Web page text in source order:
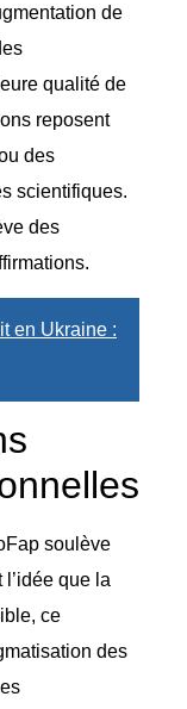
de
qualité de
reposent
des
scientifiques.
des
en Ukraine :
soulève
que la
ce
des